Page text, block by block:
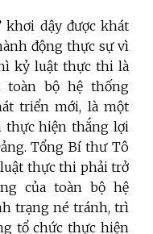
khơi dậy được khát
động thực sự vì
kỷ luật thực thi là
toàn bộ hệ thống
triển mới, là một
thực hiện thắng lợi
Tổng Bí thư Tô
thực thi phải trở
của toàn bộ hệ
trạng né tránh, trì
tổ chức thực hiện